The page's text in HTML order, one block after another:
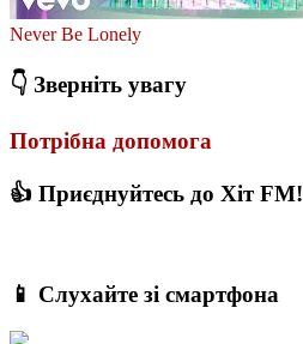
Never Be Lonely
👇 Зверніть увагу
Потрібна допомога
👍 Приєднуйтесь до Хіт FM!
📱 Слухайте зі смартфона